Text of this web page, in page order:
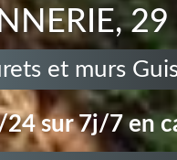
29
et murs
sur 7j/7 en